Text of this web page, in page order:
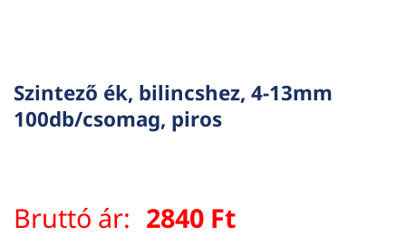
Szintező ék, bilincshez, 4-13mm
100db/csomag, piros
Bruttó ár: 2840 Ft